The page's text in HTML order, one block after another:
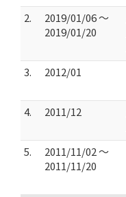
2.
2019/01/06 ～
2019/01/20
3.
2012/01
4.
2011/12
5.
2011/11/02 ～
2011/11/20